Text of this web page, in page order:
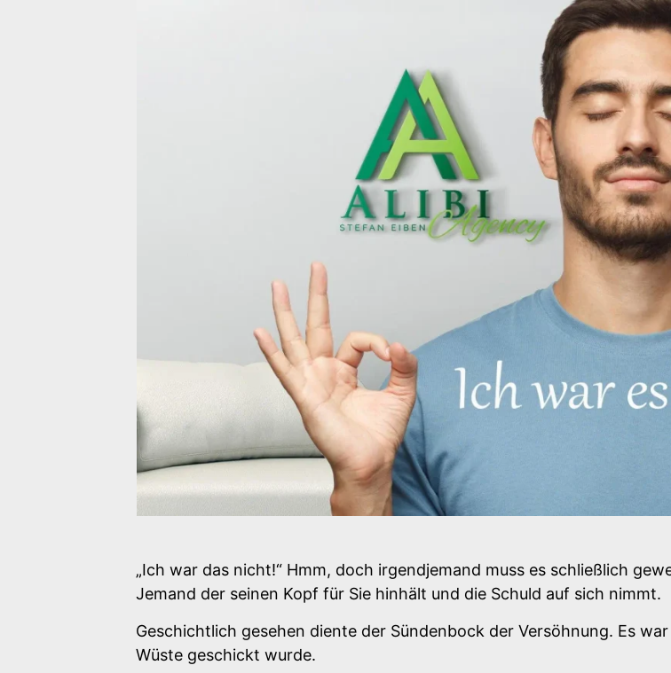
„Ich war das nicht!“ Hmm, doch irgendjemand muss es schließlich
Jemand der seinen Kopf für Sie hinhält und die Schuld auf sich nimmt.
Geschichtlich gesehen diente der Sündenbock der Versöhnung. Es
Wüste geschickt wurde.